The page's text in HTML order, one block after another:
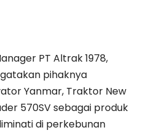
PT Altrak 1978,
pihaknya
Yanmar, Traktor New
570SV sebagai produk
di perkebunan